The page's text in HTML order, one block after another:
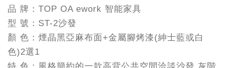
品 牌：TOP OA ework 智能家具
型 號：ST-2沙發
顏 色：煙晶黑亞麻布面+金屬腳烤漆(紳士藍或白
色)2選1